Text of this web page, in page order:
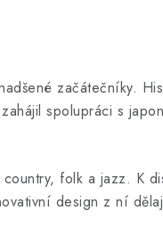
začátečníky.
spolupráci s
folk a jazz. K
design z ní